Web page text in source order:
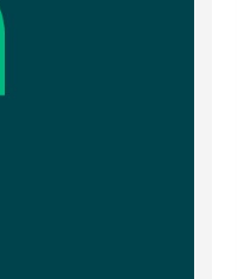
d'Ivoire : Après le pari
du 66e anniversaire,